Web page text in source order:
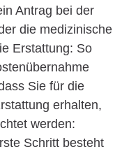
Antrag bei der
die medizinische
Erstattung: So
Sie für die
erhalten,
werden:
Schritt besteht